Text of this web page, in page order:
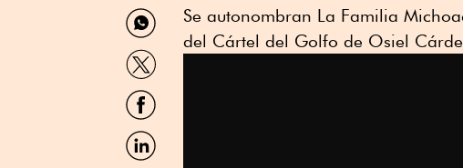
Compartir
por
WhatsApp
Compartir
por
Twitter
Compartir
por
Facebook
Compartir
por
Se autonombran La Familia
del Cártel del Golfo de Osiel